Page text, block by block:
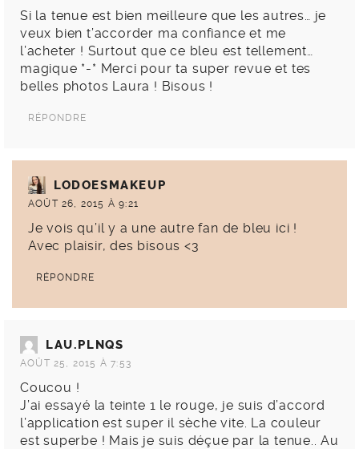
Si la tenue est bien meilleure que les autres… je
veux bien t’accorder ma confiance et me
l’acheter ! Surtout que ce bleu est tellement…
magique *-* Merci pour ta super revue et tes
belles photos Laura ! Bisous !
RÉPONDRE
LODOESMAKEUP
AOÛT 26, 2015 À 9:21
Je vois qu’il y a une autre fan de bleu ici !
Avec plaisir, des bisous <3
RÉPONDRE
LAU.PLNQS
AOÛT 25, 2015 À 7:53
Coucou !
J’ai essayé la teinte 1 le rouge, je suis d’accord
l’application est super il sèche vite. La couleur
est superbe ! Mais je suis déçue par la tenue.. Au